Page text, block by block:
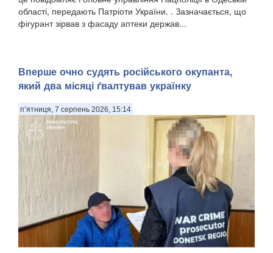
області, передають Патріоти України. . Зазначається, що
фігурант зірвав з фасаду аптеки держав...
Вперше очно судять російського окупанта,
який два місяці ґвалтував українку
п’ятниця, 7 серпень 2026, 15:14